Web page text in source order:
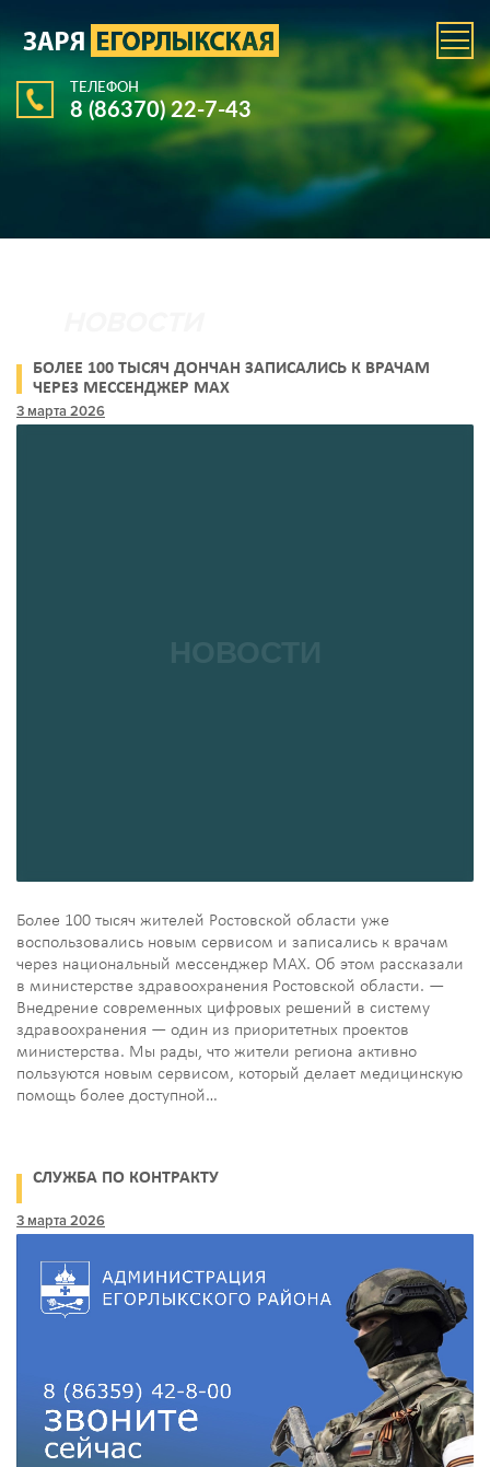
ТЕЛЕФОН
8 (86370) 22-7-43
БОЛЕЕ 100 ТЫСЯЧ ДОНЧАН ЗАПИСАЛИСЬ К ВРАЧАМ
ЧЕРЕЗ МЕССЕНДЖЕР MAX
3 марта 2026
Более 100 тысяч жителей Ростовской области уже
воспользовались новым сервисом и записались к врачам
через национальный мессенджер МАХ. Об этом рассказали
в министерстве здравоохранения Ростовской области. —
Внедрение современных цифровых решений в систему
здравоохранения — один из приоритетных проектов
министерства. Мы рады, что жители региона активно
пользуются новым сервисом, который делает медицинскую
помощь более доступной…
СЛУЖБА ПО КОНТРАКТУ
3 марта 2026